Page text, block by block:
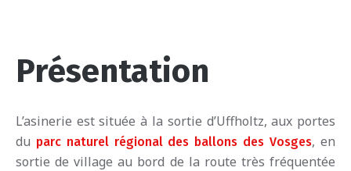
Présentation
L’asinerie est située à la sortie d’Uffholtz, aux portes
du parc naturel régional des ballons des Vosges, en
sortie de village au bord de la route très fréquentée